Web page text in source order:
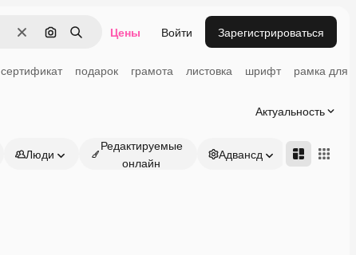
ОчиститьПоиск по изображению
Поиск Цены Войти Зарегистрироваться
сертификат подарок грамота листовка шрифт рамка для
Актуальность
Люди
Редактируемые
онлайн
Адвансд